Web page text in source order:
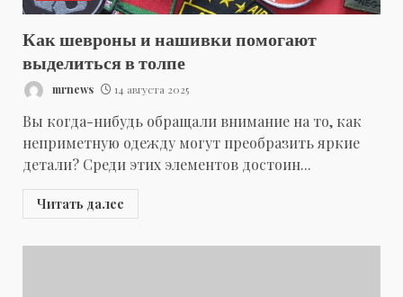
Как шевроны и нашивки помогают
выделиться в толпе
mrnews 14 августа 2025
Вы когда-нибудь обращали внимание на то, как
неприметную одежду могут преобразить яркие
детали? Среди этих элементов достоин...
Читать далее